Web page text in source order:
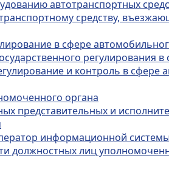
автотранспортных
средству,
в сфере
регулирования
и контроль в сфере
органа
представительных и
информационной
должностных лиц